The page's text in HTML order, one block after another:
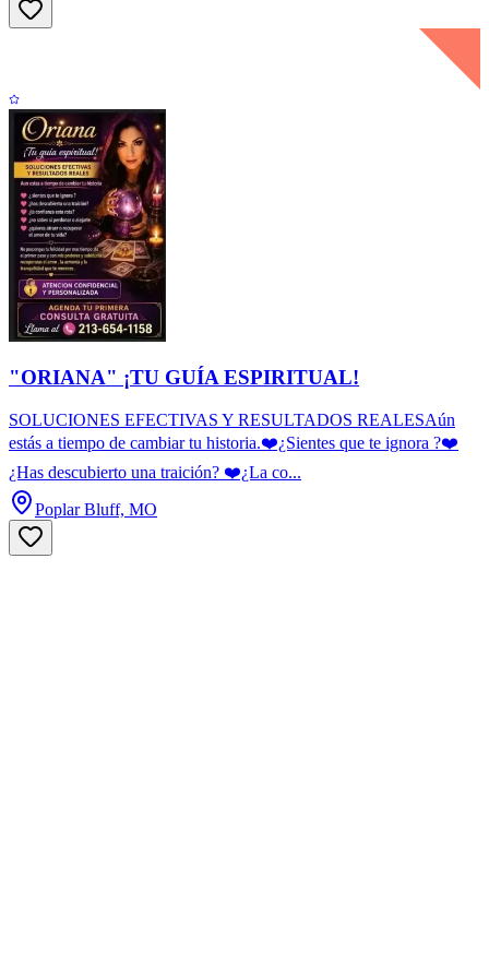
"ORIANA" ¡TU GUÍA ESPIRITUAL!
SOLUCIONES EFECTIVAS Y RESULTADOS REALESAún
estás a tiempo de cambiar tu historia.❤️¿Sientes que te ignora ?❤️
¿Has descubierto una traición? ❤️¿La co...
Poplar Bluff, MO